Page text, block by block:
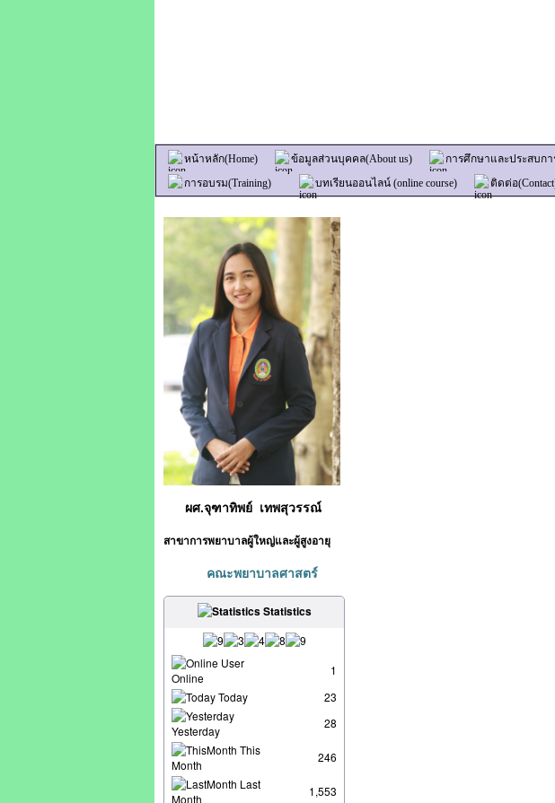
หน้าหลัก(Home) ข้อมูลส่วนบุคคล(About us) การศึกษาและประสบกา
การอบรม(Training)
บทเรียนออนไลน์ (online course) ติดต่อ
ผศ.จุฑาทิพย์ เทพสุวรรณ์
สาขาการพยาบาลผู้ใหญ่และผู้สูงอายุ
คณะพยาบาลศาสตร์
Statistics
User
Online
1
Today
23
Yesterday
28
This
Month
246
Last
Month
1,553